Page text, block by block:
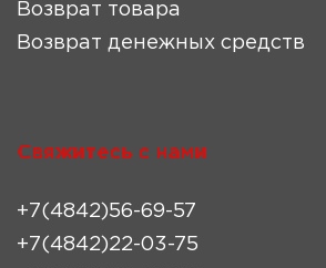
Возврат товара
Возврат денежных средств
Свяжитесь с нами
+7(4842)56-69-57
+7(4842)22-03-75